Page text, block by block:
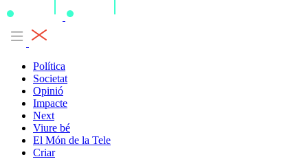
Política
Societat
Opinió
Impacte
Next
Viure bé
El Món de la Tele
Criar